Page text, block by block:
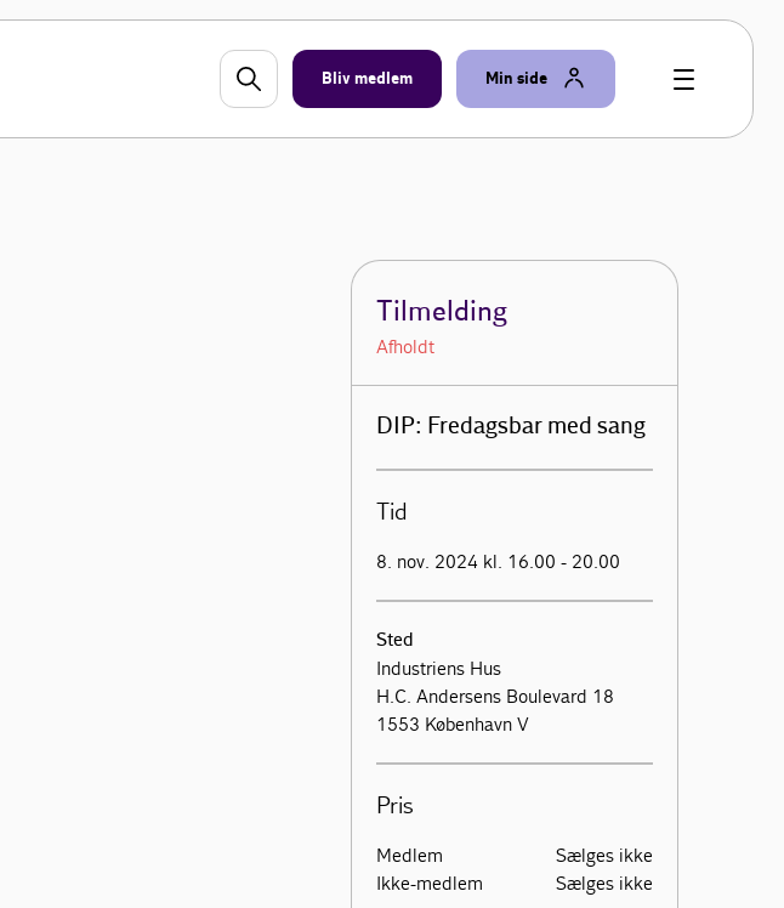
Bliv medlem Min side
Tilmelding
Afholdt
DIP: Fredagsbar med sang
Tid
8. nov. 2024 kl. 16.00 - 20.00
Sted
Industriens Hus
H.C. Andersens Boulevard 18
1553 København V
Pris
Medlem
Sælges ikke
Ikke-medlem
Sælges ikke